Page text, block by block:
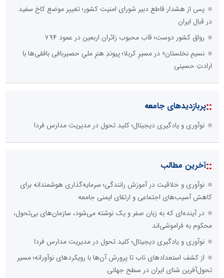
پس از هشدار قاطع دبیر شورای امنیت کشور؛ تغییر موضع کاخ سفید
در قبال ایران
رواق کشور دوست؛ قاب محبوب زائران اربعین در عمود ۷۹۴
نسیمِ نخلستان» در مسیرِ کربلا؛ پیوندِ هنرِ ملیِ حصیربافی بافقی‌ها با
ارادتِ حسینی
::پربازدیدهای جامعه
نوآوری و یادگیری دیجیتال؛ کلید تحول در مدیریت مدارس فردا
::آخرین مطالب
نوآوری و خلاقیت در آموزش رانندگی؛ سرمایه‌گذاری هوشمندانه برای
کاهش آسیب‌های اجتماعی و ارتقای ایمنی جامعه
در آینده‌ای که به زبان صفر و یک نوشته می‌شود، سازمان‌های بی‌تحول،
محکوم به فراموشی‌اند
نوآوری و یادگیری دیجیتال؛ کلید تحول در مدیریت مدارس فردا
از کشف استعدادهای ناب تا پرورش آن‌ها با رویکردهای نوآورانه؛ مسیر
تحول‌آفرین شنای ایران در سطح جهانی